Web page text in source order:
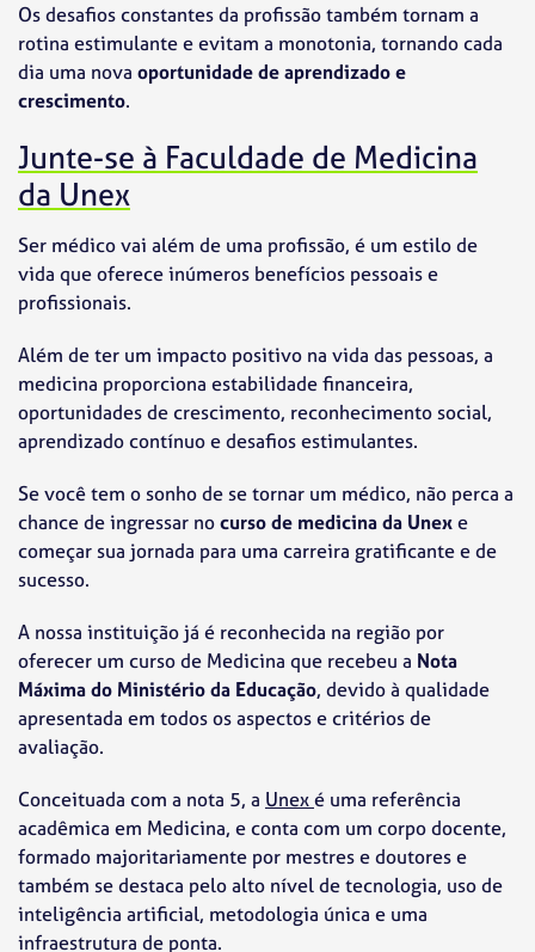
Os desafios constantes da profissão também tornam a
rotina estimulante e evitam a monotonia, tornando cada
dia uma nova oportunidade de aprendizado e
crescimento.
Junte-se à Faculdade de Medicina
da Unex
Ser médico vai além de uma profissão, é um estilo de
vida que oferece inúmeros benefícios pessoais e
profissionais.
Além de ter um impacto positivo na vida das pessoas, a
medicina proporciona estabilidade financeira,
oportunidades de crescimento, reconhecimento social,
aprendizado contínuo e desafios estimulantes.
Se você tem o sonho de se tornar um médico, não perca a
chance de ingressar nocurso de medicina da Unexe
começar sua jornada para uma carreira gratificante e de
sucesso.
A nossa instituição já é reconhecida na região por
oferecer um curso de Medicina que recebeu a Nota
Máxima do Ministério da Educação, devido à qualidade
apresentada em todos os aspectos e critérios de
avaliação.
Conceituada com a nota 5, a Unexé uma referência
acadêmica em Medicina, e conta com um corpo docente,
formado majoritariamente por mestres e doutores e
também se destaca pelo alto nível de tecnologia, uso de
inteligência artificial, metodologia única e uma
infraestrutura de ponta.